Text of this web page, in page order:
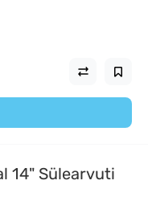
14" Sülearvuti